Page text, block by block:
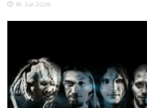
18. Juli 2026